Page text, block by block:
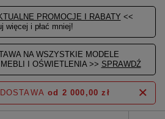
PROMOCJE I RABATY <<
więcej i płać mniej!
NA WSZYSTKIE MODELE
I OŚWIETLENIA >> SPRAWDŹ
od 2 000,00 zł